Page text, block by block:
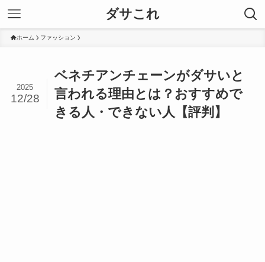
ダサこれ
ホーム ファッション
ベネチアンチェーンがダサいと
言われる理由とは？おすすめで
きる人・できない人【評判】
2025
12/28